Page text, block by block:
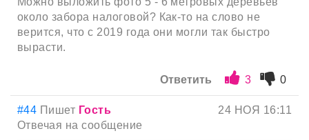
около забора налоговой? Как-то на слово не
верится, что с 2019 года они могли так быстро
вырасти.
Ответить 3 0
#44 Пишет Гость
24 НОЯ 16:11
Отвечая на сообщение